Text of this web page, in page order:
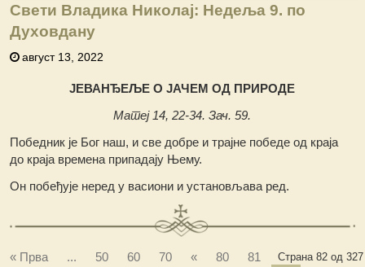
Свети Владика Николај: Недеља 9. по
Духовдану
август 13, 2022
ЈЕВАНЂЕЉЕ О ЈАЧЕМ ОД ПРИРОДЕ
Матеј 14, 22-34. Зач. 59.
Победник је Бог наш, и све добре и трајне победе од краја
до краја времена припадају Њему.
Он побеђује неред у васиони и установљава ред.
Страна 82 од 327
« Прва ... 50 60 70 « 80
81